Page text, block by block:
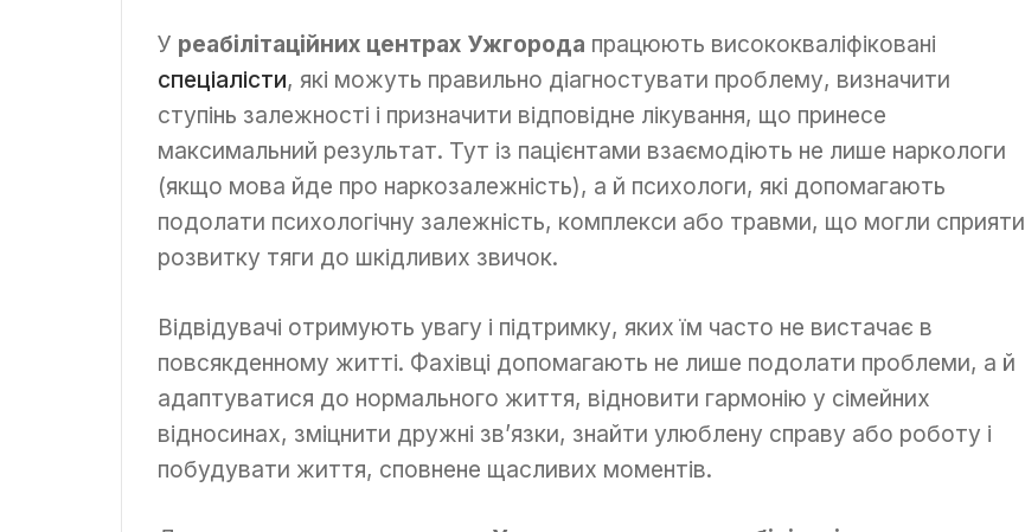
У реабілітаційних центрах Ужгорода працюють висококваліфіковані
спеціалісти, які можуть правильно діагностувати проблему, визначити
ступінь залежності і призначити відповідне лікування, що принесе
максимальний результат. Тут із пацієнтами взаємодіють не лише наркологи
(якщо мова йде про наркозалежність), а й психологи, які допомагають
подолати психологічну залежність, комплекси або травми, що могли сприяти
розвитку тяги до шкідливих звичок.
Відвідувачі отримують увагу і підтримку, яких їм часто не вистачає в
повсякденному житті. Фахівці допомагають не лише подолати проблеми, а й
адаптуватися до нормального життя, відновити гармонію у сімейних
відносинах, зміцнити дружні зв’язки, знайти улюблену справу або роботу і
побудувати життя, сповнене щасливих моментів.